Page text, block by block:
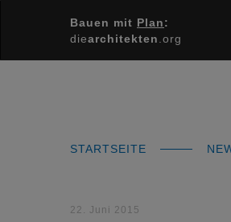
Bauen mit Plan:
diearchitekten .org
STARTSEITE
22. Juni 2015